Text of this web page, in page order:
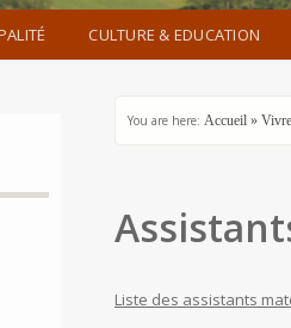
CULTURE & EDUCATION
You are here: Accueil »
Liste des assistants